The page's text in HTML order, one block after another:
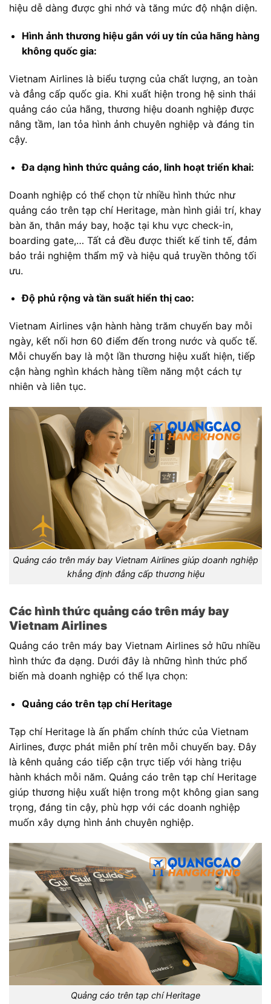
hiệu dễ dàng được ghi nhớ và tăng mức độ nhận diện.
Hình ảnh thương hiệu gắn với uy tín của hãng hàng
không quốc gia:
Vietnam Airlines là biểu tượng của chất lượng, an toàn
và đẳng cấp quốc gia. Khi xuất hiện trong hệ sinh thái
quảng cáo của hãng, thương hiệu doanh nghiệp được
nâng tầm, lan tỏa hình ảnh chuyên nghiệp và đáng tin
cậy.
Đa dạng hình thức quảng cáo, linh hoạt triển khai:
Doanh nghiệp có thể chọn từ nhiều hình thức như
quảng cáo trên tạp chí Heritage, màn hình giải trí, khay
bàn ăn, thân máy bay, hoặc tại khu vực check-in,
boarding gate,… Tất cả đều được thiết kế tinh tế, đảm
bảo trải nghiệm thẩm mỹ và hiệu quả truyền thông tối
ưu.
Độ phủ rộng và tần suất hiển thị cao:
Vietnam Airlines vận hành hàng trăm chuyến bay mỗi
ngày, kết nối hơn 60 điểm đến trong nước và quốc tế.
Mỗi chuyến bay là một lần thương hiệu xuất hiện, tiếp
cận hàng nghìn khách hàng tiềm năng một cách tự
nhiên và liên tục.
Quảng cáo trên máy bay Vietnam Airlines giúp doanh nghiệp
khẳng định đẳng cấp thương hiệu
Các hình thức quảng cáo trên máy bay
Vietnam Airlines
Quảng cáo trên máy bay Vietnam Airlines sở hữu nhiều
hình thức đa dạng. Dưới đây là những hình thức phổ
biến mà doanh nghiệp có thể lựa chọn:
Quảng cáo trên tạp chí Heritage
Tạp chí Heritage là ấn phẩm chính thức của Vietnam
Airlines, được phát miễn phí trên mỗi chuyến bay. Đây
là kênh quảng cáo tiếp cận trực tiếp với hàng triệu
hành khách mỗi năm. Quảng cáo trên tạp chí Heritage
giúp thương hiệu xuất hiện trong một không gian sang
trọng, đáng tin cậy, phù hợp với các doanh nghiệp
muốn xây dựng hình ảnh chuyên nghiệp.
Quảng cáo trên tạp chí Heritage